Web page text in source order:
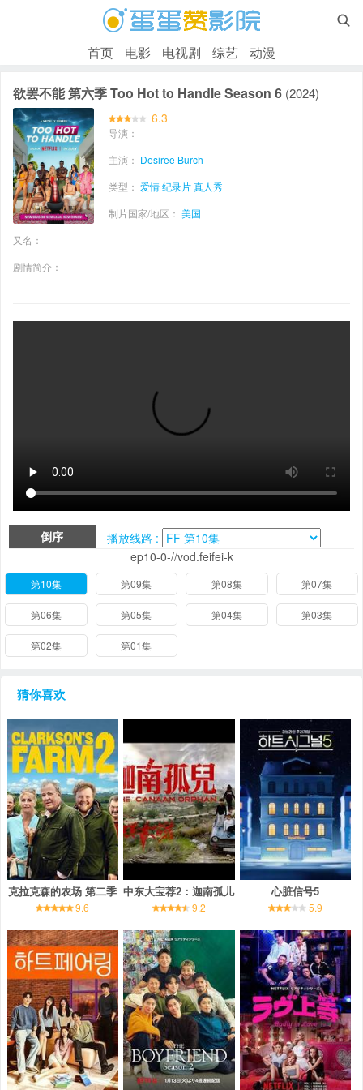

首页 电影 电视剧 综艺 动漫
欲罢不能 第六季 Too Hot to Handle Season 6 (2024)
6.3
导演：
主演： Desiree Burch
类型： 爱情纪录片真人秀
制片国家/地区： 美国
又名：
剧情简介：
倒序
播放线路 :
ep10-0-//vod.feifei-k
第10集 第09集 第08集 第07集
第06集 第05集 第04集 第03集
第02集 第01集
猜你喜欢
克拉克森的农场 第二季
9.6
中东大宝荐2：迦南孤儿
9.2
心脏信号5
5.9